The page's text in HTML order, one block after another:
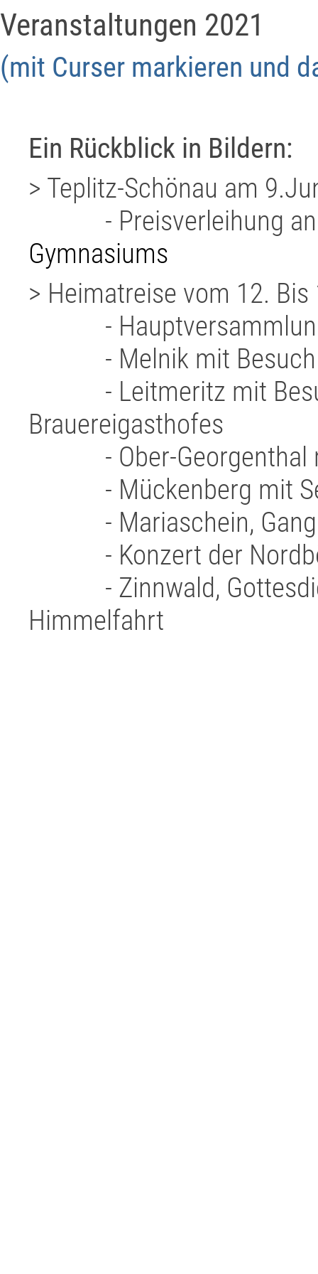
Veranstaltungen 2021
(mit Curser markieren und
Ein Rückblick in Bildern:
> Teplitz-Schönau am
- Preisverleihung an
Gymnasiums
> Heimatreise vom 12.
- Hauptversammlung
- Melnik mit Besuch
- Leitmeritz mit
Brauereigasthofes
- Ober-Georgenthal
- Mückenberg mit
- Mariaschein, Gang
- Konzert der
- Zinnwald,
Himmelfahrt